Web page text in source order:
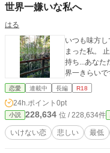
世界一嫌いな私へ
はる
いつも味方
まった私。
持ち...あな
界一きらいで
恋愛 連載中 長編 R18
24h.ポイント 0pt
小説 228,634 位 / 228,634件
いけない恋 悲しい 最低